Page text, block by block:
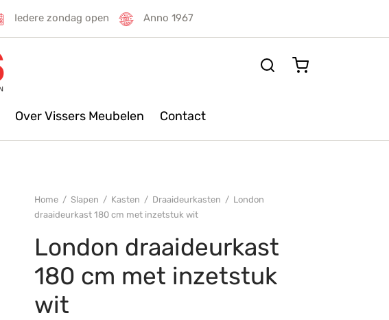
Iedere zondag open Anno 1967
Over Vissers Meubelen Contact
Home / Slapen / Kasten / Draaideurkasten / London
draaideurkast 180 cm met inzetstuk wit
London draaideurkast
180 cm met inzetstuk
wit